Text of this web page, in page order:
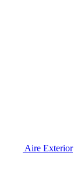
Aire Exterior